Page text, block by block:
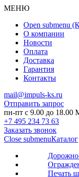
МЕНЮ
Open submenu
О компании
Новости
Оплата
Доставка
Гарантия
Контакты
mail@impuls-ks.ru
Отправить запрос
пн-пт с 9.00 до
+7 495 234 73 63
Заказать звонок
Close submenuКаталог
Печать